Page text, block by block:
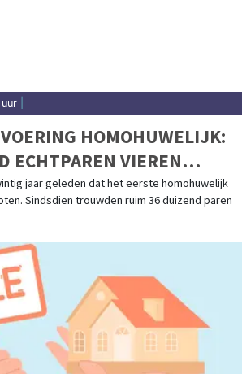
HOMOHUWELIJK:
ECHTPAREN VIEREN
jaar geleden dat het eerste homohuwelijk
Sindsdien trouwden ruim 36 duizend paren